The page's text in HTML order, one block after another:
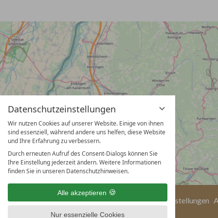
Datenschutzeinstellungen
Wir nutzen Cookies auf unserer Website. Einige von ihnen
sind essenziell, während andere uns helfen, diese Website
und Ihre Erfahrung zu verbessern.
Durch erneuten Aufruf des Consent-Dialogs können Sie
Ihre Einstellung jederzeit ändern. Weitere Informationen
finden Sie in unseren Datenschutzhinweisen.
Alle akzeptieren
Nur essenzielle Cookies
Impressum Datenschutz Datenschutzeinstellungen